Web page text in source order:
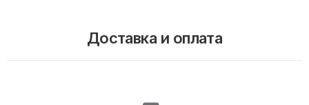
Доставка и оплата